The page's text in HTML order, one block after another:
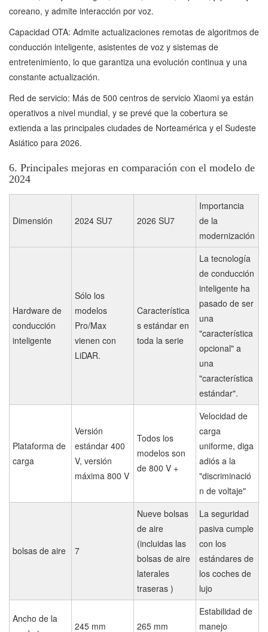
coreano, y admite interacción por voz.
Capacidad OTA: Admite actualizaciones remotas de algoritmos de
conducción inteligente, asistentes de voz y sistemas de
entretenimiento, lo que garantiza una evolución continua y una
constante actualización.
Red de servicio: Más de 500 centros de servicio Xiaomi ya están
operativos a nivel mundial, y se prevé que la cobertura se
extienda a las principales ciudades de Norteamérica y el Sudeste
Asiático para 2026.
6. Principales mejoras en comparación con el modelo de
2024
Dimensión 2024 SU7 2026 SU7
Importancia
de la
modernización
Hardware de
conducción
inteligente
Sólo los
modelos
Pro/Max
vienen con
LiDAR.
Característica
s estándar en
toda la serie
La tecnología
de conducción
inteligente ha
pasado de ser
una
"característica
opcional" a
una
"característica
estándar".
Plataforma de
carga
Versión
estándar 400
V, versión
máxima 800 V
Todos los
modelos son
de 800 V +
Velocidad de
carga
uniforme, diga
adiós a la
"discriminació
n de voltaje"
bolsas de aire 7
Nueve bolsas
de aire
(incluidas las
bolsas de aire
laterales
traseras )
La seguridad
pasiva cumple
con los
estándares de
los coches de
lujo
Ancho de la
245 mm 265 mm
Estabilidad de
manejo